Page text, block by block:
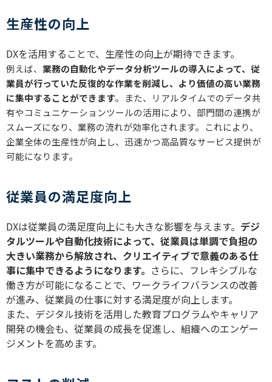
生産性の向上
DXを活用することで、生産性の向上が期待できます。
例えば、 業務の自動化やデータ分析ツールの導入によって、従
業員が行っていた反復的な作業を削減し、より価値の高い業務
に集中することができます。また、リアルタイムでのデータ共
有やコミュニケーションツールの活用により、部門間の連携が
スムーズになり、業務の流れが効率化されます。これにより、
企業全体の生産性が向上し、迅速かつ高品質なサービス提供が
可能になります。
従業員の満足度向上
DXは従業員の満足度向上にも大きな影響を与えます。 デジ
タルツールや自動化技術によって、従業員は単調で負担の
大きい業務から解放され、クリエイティブで意義のある仕
事に集中できるようになります。 さらに、フレキシブルな
働き方が可能になることで、ワークライフバランスの改善
が進み、従業員の仕事に対する満足度が向上します。
また、デジタル技術を活用した教育プログラムやキャリア
開発の機会も、従業員の成長を促進し、組織へのエンゲー
ジメントを高めます。